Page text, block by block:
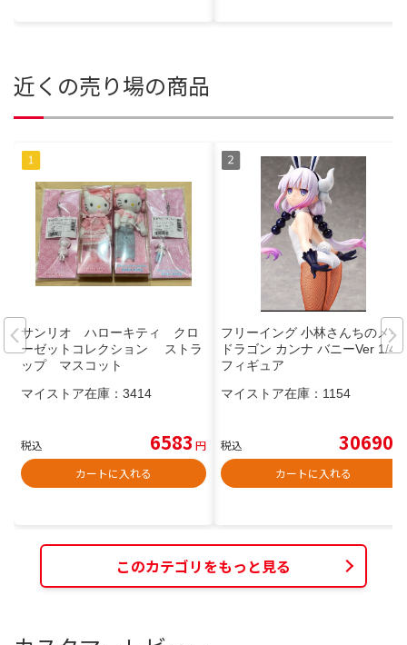
近くの売り場の商品
サンリオ ハローキティ クロ
ーゼットコレクション ストラ
ップ マスコット
マイストア在庫： 3414
税込 6583 円
カートに入れる
フリーイング 小林さんちのメイ
ドラゴン カンナ バニーVer 1/4
フィギュア
マイストア在庫： 1154
税込 30690
カートに入れる
このカテゴリをもっと見る